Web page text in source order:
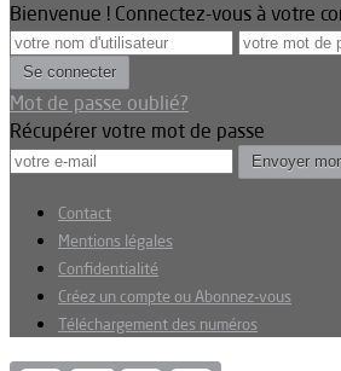
Bienvenue ! Connectez-vous à votre
Mot de passe oublié?
Récupérer votre mot de passe
Contact
Mentions légales
Confidentialité
Créez un compte ou Abonnez-vous
Téléchargement des numéros